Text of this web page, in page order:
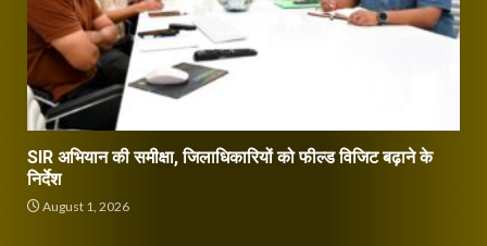
SIR अभियान की समीक्षा, जिलाधिकारियों को फील्ड विजिट बढ़ाने के
निर्देश
August 1, 2026